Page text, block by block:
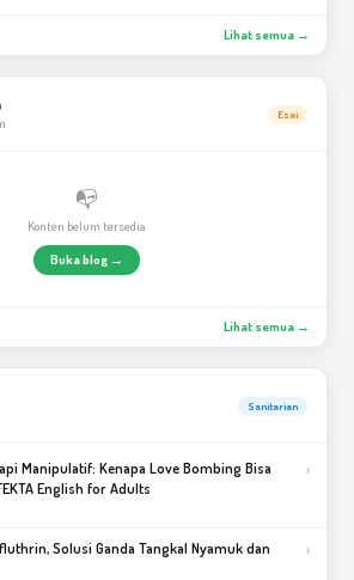
Lihat semua →
Esai
📭
Konten belum tersedia
Buka blog →
Lihat semua →
Sanitarian
Manipulatif: Kenapa Love Bombing Bisa
English for Adults
›
Solusi Ganda Tangkal Nyamuk dan
›